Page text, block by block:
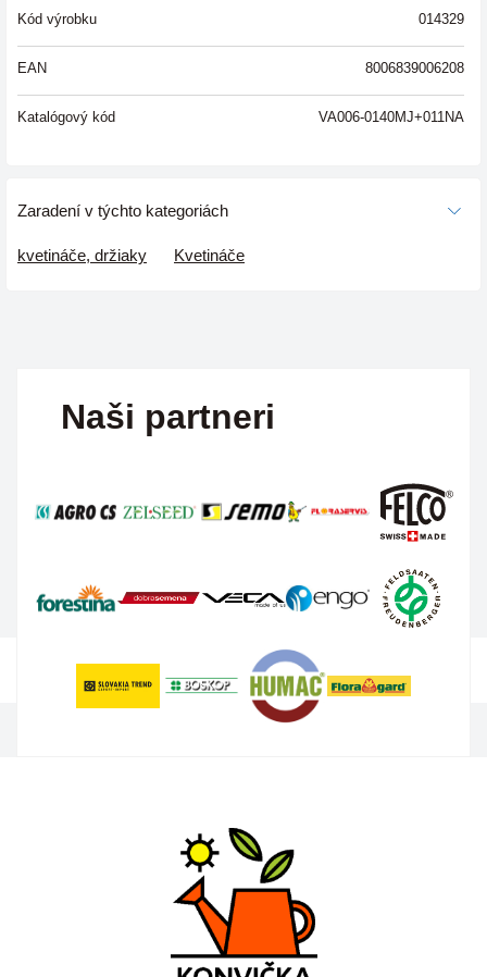
Kód výrobku 014329
EAN 8006839006208
Katalógový kód VA006-0140MJ+011NA
Zaradení v týchto kategoriách
kvetináče, držiaky Kvetináče
Naši partneri